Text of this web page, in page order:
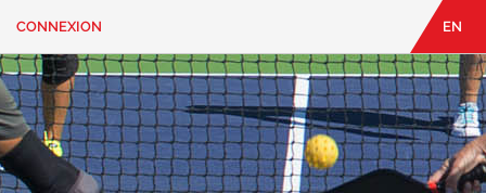
CONNEXION
CONTACT
Vous
cherchez
quelque
CONNEXION EN